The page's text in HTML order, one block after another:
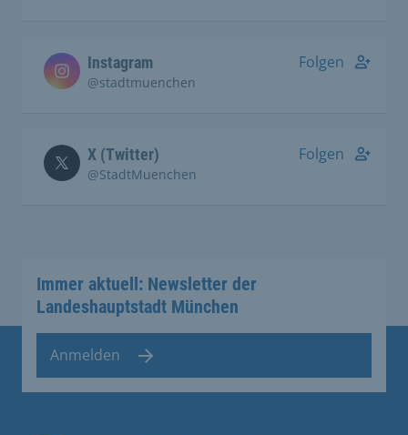
Instagram
@stadtmuenchen
Folgen
X (Twitter)
@StadtMuenchen
Folgen
Immer aktuell: Newsletter der
Landeshauptstadt München
Anmelden